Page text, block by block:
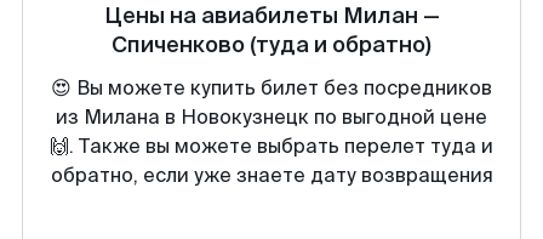
Цены на авиабилеты Милан —
Спиченково (туда и обратно)
😍 Вы можете купить билет без посредников
из Милана в Новокузнецк по выгодной цене
🙌. Также вы можете выбрать перелет туда и
обратно, если уже знаете дату возвращения